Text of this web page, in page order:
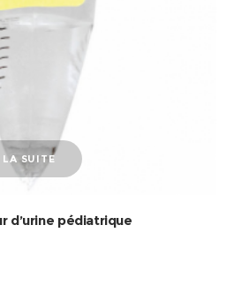
LA SUITE
d’urine pédiatrique